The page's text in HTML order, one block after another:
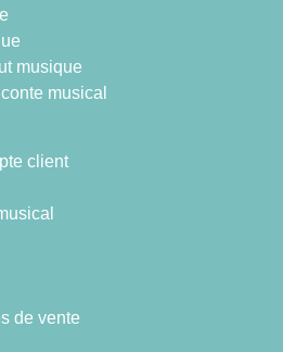
musique
musical
client
de vente